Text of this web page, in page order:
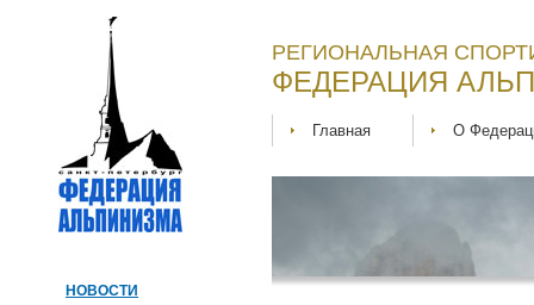
НОВОСТИ
РЕГИОНАЛЬНАЯ
ФЕДЕРАЦИЯ
Главная О